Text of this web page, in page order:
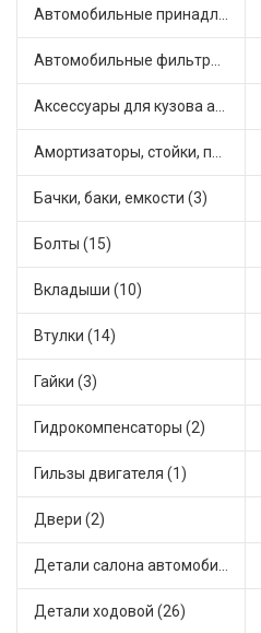
Автомобильные принадлежности и аксессуары (3)
Автомобильные фильтры (1)
Аксессуары для кузова автомобиля (2)
Амортизаторы, стойки, подушки стоек (36)
Бачки, баки, емкости (3)
Болты (15)
Вкладыши (10)
Втулки (14)
Гайки (3)
Гидрокомпенсаторы (2)
Гильзы двигателя (1)
Двери (2)
Детали салона автомобиля (11)
Детали ходовой (26)